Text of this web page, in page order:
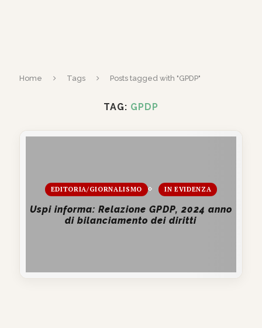
Home Tags Posts tagged with "GPDP"
TAG: GPDP
EDITORIA/GIORNALISMO IN EVIDENZA
Uspi informa: Relazione GPDP, 2024 anno
di bilanciamento dei diritti